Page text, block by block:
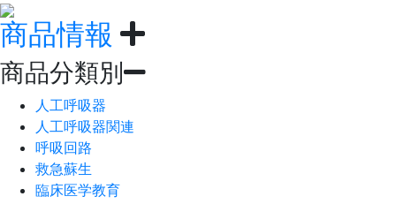
商品情報
商品分類別
人工呼吸器
人工呼吸器関連
呼吸回路
救急蘇生
臨床医学教育